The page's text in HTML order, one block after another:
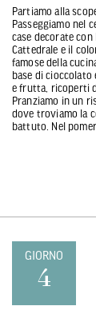
Partiamo alla
Passeggiamo nel
case decorate con
Cattedrale e il
famose della
base di cioccolato
e frutta, ricoperti
Pranziamo in un
dove troviamo la
battuto. Nel
GIORNO
4